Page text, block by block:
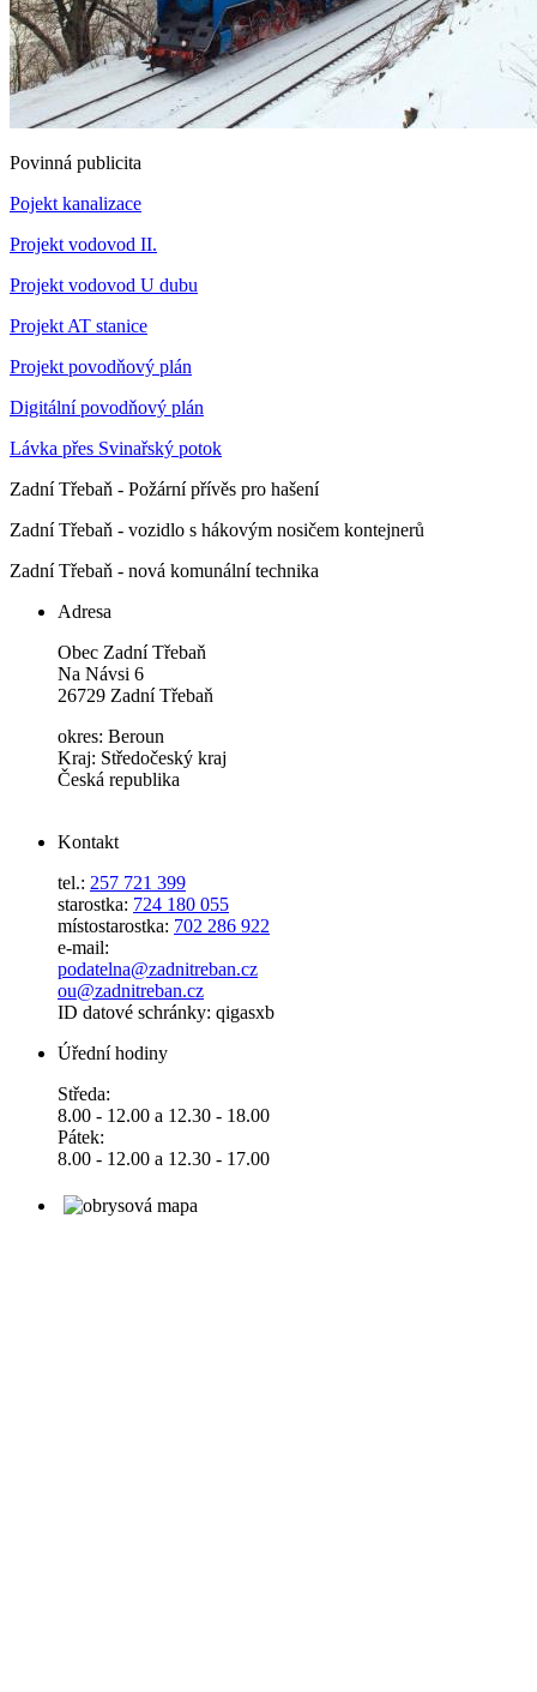
Povinná publicita
Pojekt kanalizace
Projekt vodovod II.
Projekt vodovod U dubu
Projekt AT stanice
Projekt povodňový plán
Digitální povodňový plán
Lávka přes Svinařský potok
Zadní Třebaň - Požární přívěs pro hašení
Zadní Třebaň - vozidlo s hákovým nosičem kontejnerů
Zadní Třebaň - nová komunální technika
Adresa
Obec Zadní Třebaň
Na Návsi 6
26729 Zadní Třebaň
okres: Beroun
Kraj: Středočeský kraj
Česká republika
Kontakt
tel.: 257 721 399
starostka: 724 180 055
místostarostka: 702 286 922
e-mail:
podatelna@zadnitreban.cz
ou@zadnitreban.cz
ID datové schránky: qigasxb
Úřední hodiny
Středa:
8.00 - 12.00 a 12.30 - 18.00
Pátek:
8.00 - 12.00 a 12.30 - 17.00